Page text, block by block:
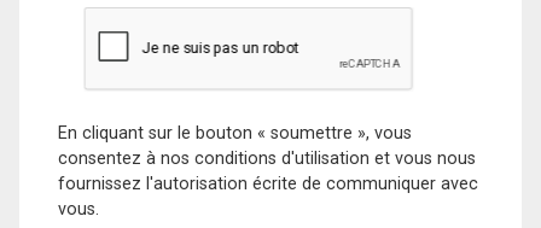
En cliquant sur le bouton « soumettre », vous
consentez à nos conditions d'utilisation et vous nous
fournissez l'autorisation écrite de communiquer avec
vous.